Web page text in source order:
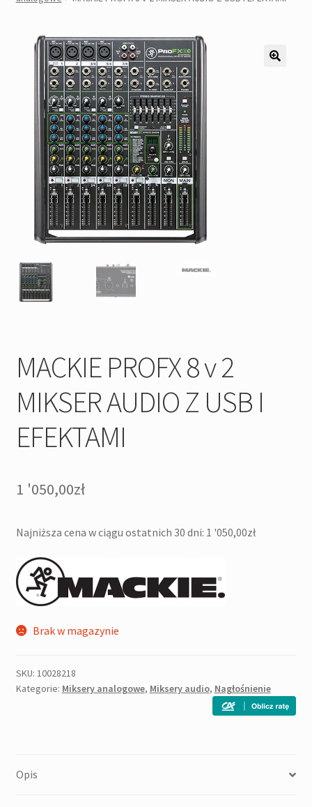
Pozostałe
Kontakt
MACKIE PROFX 8 v 2
MIKSER AUDIO Z USB I
EFEKTAMI
1 '050,00zł
Najniższa cena w ciągu ostatnich 30 dni: 1 '050,00zł
Brak w magazynie
SKU: 10028218
Kategorie: Miksery analogowe, Miksery audio, Nagłośnienie
Opis